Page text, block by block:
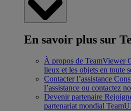
En savoir plus sur
À propos de TeamViewer
lieux et les objets en toute
Contacter l’assistance
l’assistance ou contactez
Devenir partenaire
partenariat mondial